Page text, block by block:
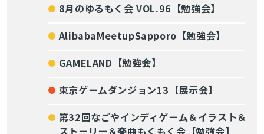
8月のゆるもく会 VOL.96【勉強会】
AlibabaMeetupSapporo【勉強会】
GAMELAND【勉強会】
東京ゲームダンジョン13【展示会】
第32回なごやインディゲーム＆イラスト＆
ストーリー＆楽曲もくもく会【勉強会】